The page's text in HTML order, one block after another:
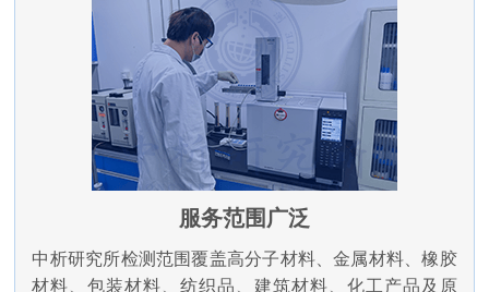
服务范围广泛
中析研究所检测范围覆盖高分子材料、金属材料、橡胶
材料、包装材料、纺织品、建筑材料、化工产品及原